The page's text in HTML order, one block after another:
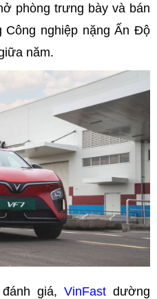
phòng trưng bày và bán
Công nghiệp nặng Ấn Độ
năm.
giá, VinFast dường